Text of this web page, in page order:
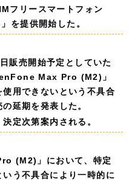
フリースマートフォン
を提供開始した。
販売開始予定としていた
Max Pro (M2)」
用できないという不具合
延期を発表した。
定次第案内される。
(M2)」において、特定
う不具合により一時的に